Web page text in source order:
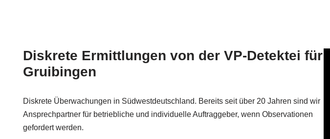
Diskrete Ermittlungen von der VP-Detektei für
Gruibingen
Diskrete Überwachungen in Südwestdeutschland. Bereits seit über 20 Jahren sind wir
Ansprechpartner für betriebliche und individuelle Auftraggeber, wenn Observationen
gefordert werden.